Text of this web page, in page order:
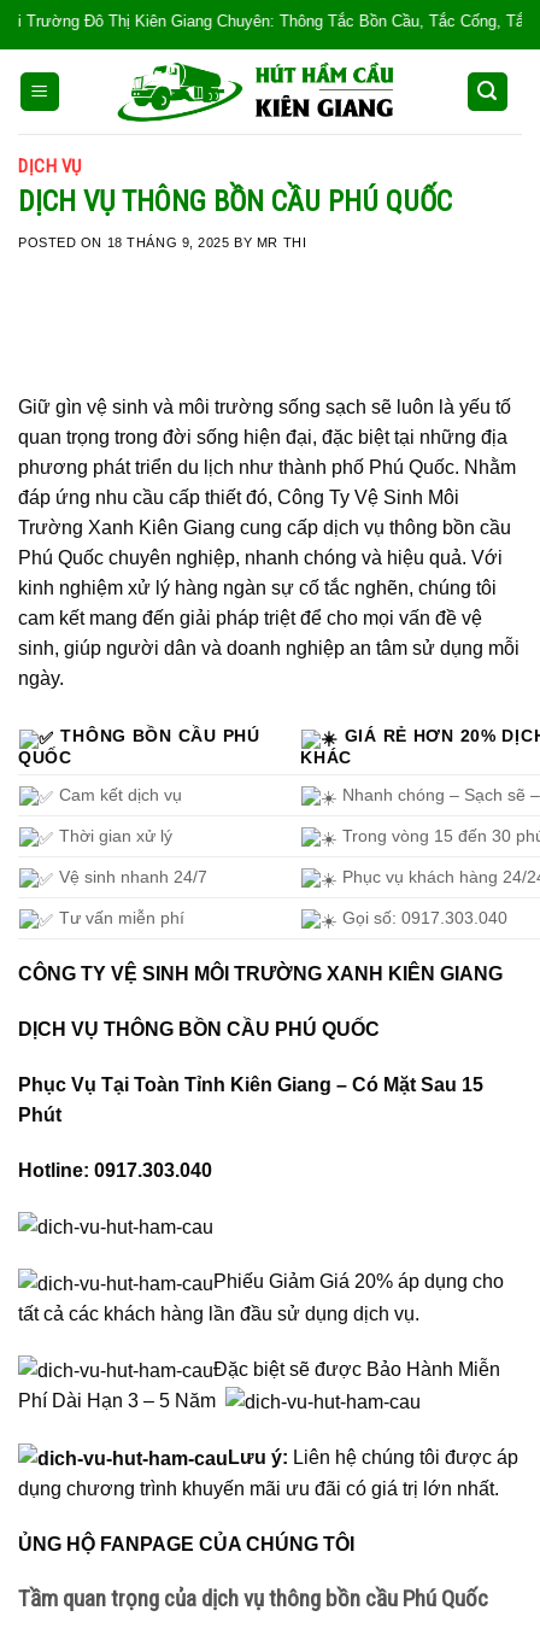
Skip
content
Giang Chuyên: Thông Tắc Bồn Cầu, Tắc Cống, Tắc Bồn Rửa, Mùi
DỊCH VỤ
DỊCH VỤ THÔNG BỒN CẦU PHÚ QUỐC
POSTED ON 18 THÁNG 9, 2025 BY MR THI
Giữ gìn vệ sinh và môi trường sống sạch sẽ luôn là yếu tố
quan trọng trong đời sống hiện đại, đặc biệt tại những địa
phương phát triển du lịch như thành phố Phú Quốc. Nhằm
đáp ứng nhu cầu cấp thiết đó, Công Ty Vệ Sinh Môi
Trường Xanh Kiên Giang cung cấp dịch vụ thông bồn cầu
Phú Quốc chuyên nghiệp, nhanh chóng và hiệu quả. Với
kinh nghiệm xử lý hàng ngàn sự cố tắc nghẽn, chúng tôi
cam kết mang đến giải pháp triệt để cho mọi vấn đề vệ
sinh, giúp người dân và doanh nghiệp an tâm sử dụng mỗi
ngày.
THÔNG BỒN CẦU PHÚ
QUỐC
GIÁ RẺ HƠN 20%
KHÁC
Cam kết dịch vụ
Nhanh chóng – Sạch sẽ
Thời gian xử lý Trong vòng 15 đến 30
Vệ sinh nhanh 24/7 Phục vụ khách hàng 24/
Tư vấn miễn phí Gọi số: 0917.303.040
CÔNG TY VỆ SINH MÔI TRƯỜNG XANH KIÊN GIANG
DỊCH VỤ THÔNG BỒN CẦU PHÚ QUỐC
Phục Vụ Tại Toàn Tỉnh Kiên Giang – Có Mặt Sau 15
Phút
Hotline: 0917.303.040
Phiếu Giảm Giá 20% áp dụng cho
tất cả các khách hàng lần đầu sử dụng dịch vụ.
Đặc biệt sẽ được Bảo Hành Miễn
Phí Dài Hạn 3 – 5 Năm
Lưu ý: Liên hệ chúng tôi được áp
dụng chương trình khuyến mãi ưu đãi có giá trị lớn nhất.
ỦNG HỘ FANPAGE CỦA CHÚNG TÔI
Tầm quan trọng của dịch vụ thông bồn cầu Phú Quốc